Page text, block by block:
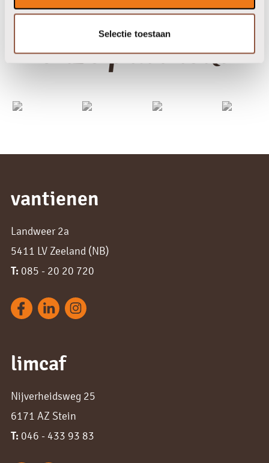
Selectie toestaan
onze partners
vantienen
Landweer 2a
5411 LV Zeeland (NB)
T: 085 - 20 20 720
limcaf
Nijverheidsweg 25
6171 AZ Stein
T: 046 - 433 93 83